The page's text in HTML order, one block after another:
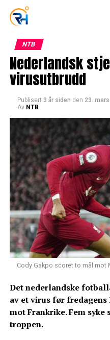
NTB
Nederlandsk
virusutbrudd
Publisert 3 år siden den 23.
Av NTB
Cody Gakpo scoret to mål mot
Det nederlandske
av et virus før
mot Frankrike. Fem
troppen.